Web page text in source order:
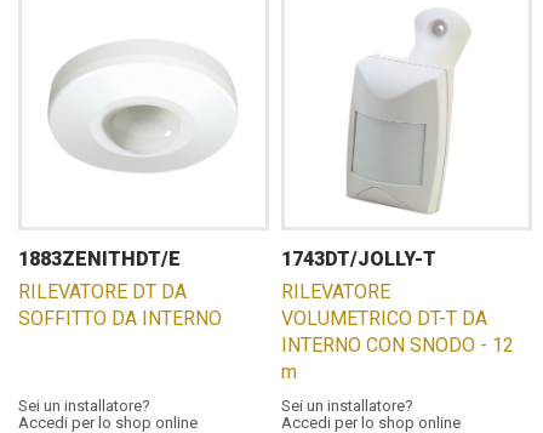
1883ZENITHDT/E
RILEVATORE DT DA
SOFFITTO DA INTERNO
Sei un installatore?
Accedi per lo shop online
1743DT/JOLLY-T
RILEVATORE
VOLUMETRICO DT-T DA
INTERNO CON SNODO - 12
m
Sei un installatore?
Accedi per lo shop online